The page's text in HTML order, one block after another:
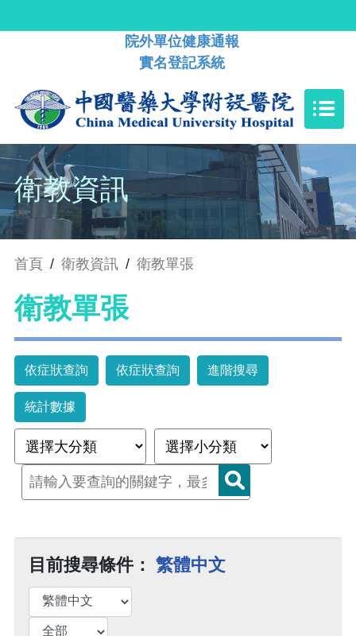
院外單位健康通報
實名登記系統
衛教資訊
首頁 / 衛教資訊 / 衛教單張
衛教單張
依症狀查詢 依症狀查詢 進階搜尋
統計數據
目前搜尋條件： 繁體中文